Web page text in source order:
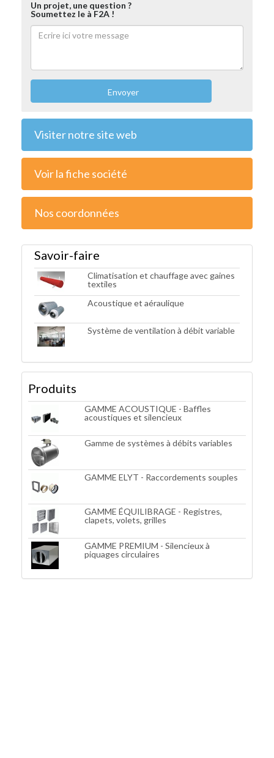
Un projet, une question ?
Soumettez le à F2A !
Envoyer
Visiter notre site web
Voir la fiche société
Nos coordonnées
Savoir-faire
Climatisation et chauffage avec gaines
textiles
Acoustique et aéraulique
Système de ventilation à débit variable
Produits
GAMME ACOUSTIQUE - Baffles
acoustiques et silencieux
Gamme de systèmes à débits variables
GAMME ELYT - Raccordements souples
GAMME ÉQUILIBRAGE - Registres,
clapets, volets, grilles
GAMME PREMIUM - Silencieux à
piquages circulaires